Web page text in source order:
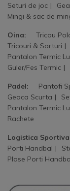
Seturi de joc
Mingi & sac de
Oina: Tricou
Tricouri & Sorturi
Pantalon Termic
Guler/Fes Termic
Padel: Pantofi
Geaca Scurta
Pantalon Termic
Rachete
Logistica
Porti Handbal
Plase Porti